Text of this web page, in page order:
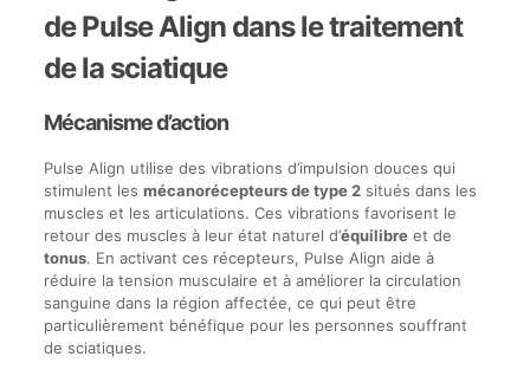
de Pulse Align dans le traitement
de la sciatique
Mécanisme d’action
Pulse Align utilise des vibrations d’impulsion douces qui
stimulent les mécanorécepteurs de type 2situés dans les
muscles et les articulations. Ces vibrations favorisent le
retour des muscles à leur état naturel d’équilibreet de
tonus. En activant ces récepteurs, Pulse Align aide à
réduire la tension musculaire et à améliorer la circulation
sanguine dans la région affectée, ce qui peut être
particulièrement bénéfique pour les personnes souffrant
de sciatiques.